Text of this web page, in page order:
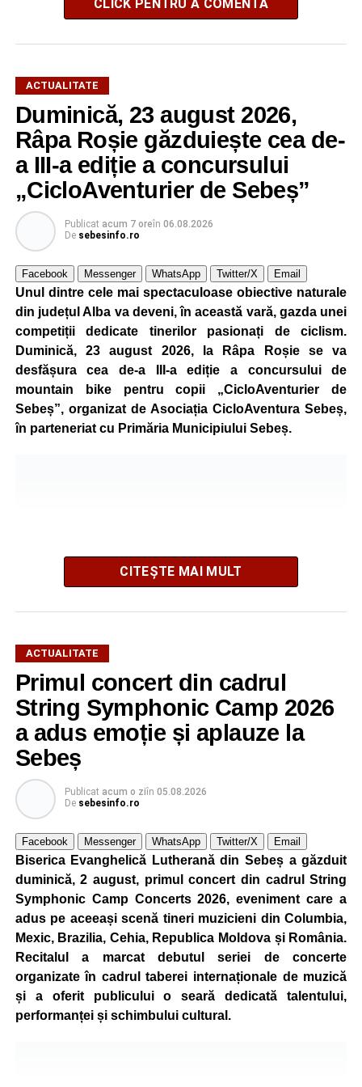
CLICK PENTRU A COMENTA
ACTUALITATE
Duminică, 23 august 2026,
Râpa Roșie găzduiește cea de-
a III-a ediție a concursului
„CicloAventurier de Sebeș”
Publicat acum 7 oreîn 06.08.2026
De sebesinfo.ro
Facebook Messenger WhatsApp Twitter/X Email
Unul dintre cele mai spectaculoase obiective naturale
din județul Alba va deveni, în această vară, gazda unei
competiții dedicate tinerilor pasionați de ciclism.
Duminică, 23 august 2026, la Râpa Roșie se va
desfășura cea de-a III-a ediție a concursului de
mountain bike pentru copii „CicloAventurier de
Sebeș”, organizat de Asociația CicloAventura Sebeș,
în parteneriat cu Primăria Municipiului Sebeș.
După două ediții organizate în Parcul Arini, competiția se
mută într-un nou decor, oferind participanților ocazia de a
concura într-un cadru natural deosebit. Evenimentul este
destinat copiilor și adolescenților cu vârste cuprinse între
5 și 18 ani, iar participarea este gratuită.
Organizatorii au pregătit trasee adaptate fiecărei categorii
de vârstă, astfel încât competiția să fie accesibilă atât
celor aflați la început de drum, cât și celor cu experiență în
mountain bike. La finalul întrecerii, cei mai bine clasați
concurenți vor fi recompensați cu premii în bani și premii
oferite de partenerii evenimentului.
Înaintea zilei de concurs, participanții își vor putea ridica
vor putea înscrie direct la competiție în cadrul Punctului
Oficial de Înscrieri și Informații (Race Office), care va
funcționa după următorul program:
CITEȘTE MAI MULT
ACTUALITATE
Primul concert din cadrul
String Symphonic Camp 2026
a adus emoție și aplauze la
Sebeș
Publicat acum o ziîn 05.08.2026
De sebesinfo.ro
Facebook Messenger WhatsApp Twitter/X Email
Biserica Evanghelică Lutherană din Sebeș a găzduit
duminică, 2 august, primul concert din cadrul String
Symphonic Camp Concerts 2026, eveniment care a
adus pe aceeași scenă tineri muzicieni din Columbia,
Mexic, Brazilia, Cehia, Republica Moldova și România.
Recitalul a marcat debutul seriei de concerte
organizate în cadrul taberei internaționale de muzică
și a oferit publicului o seară dedicată talentului,
performanței și schimbului cultural.